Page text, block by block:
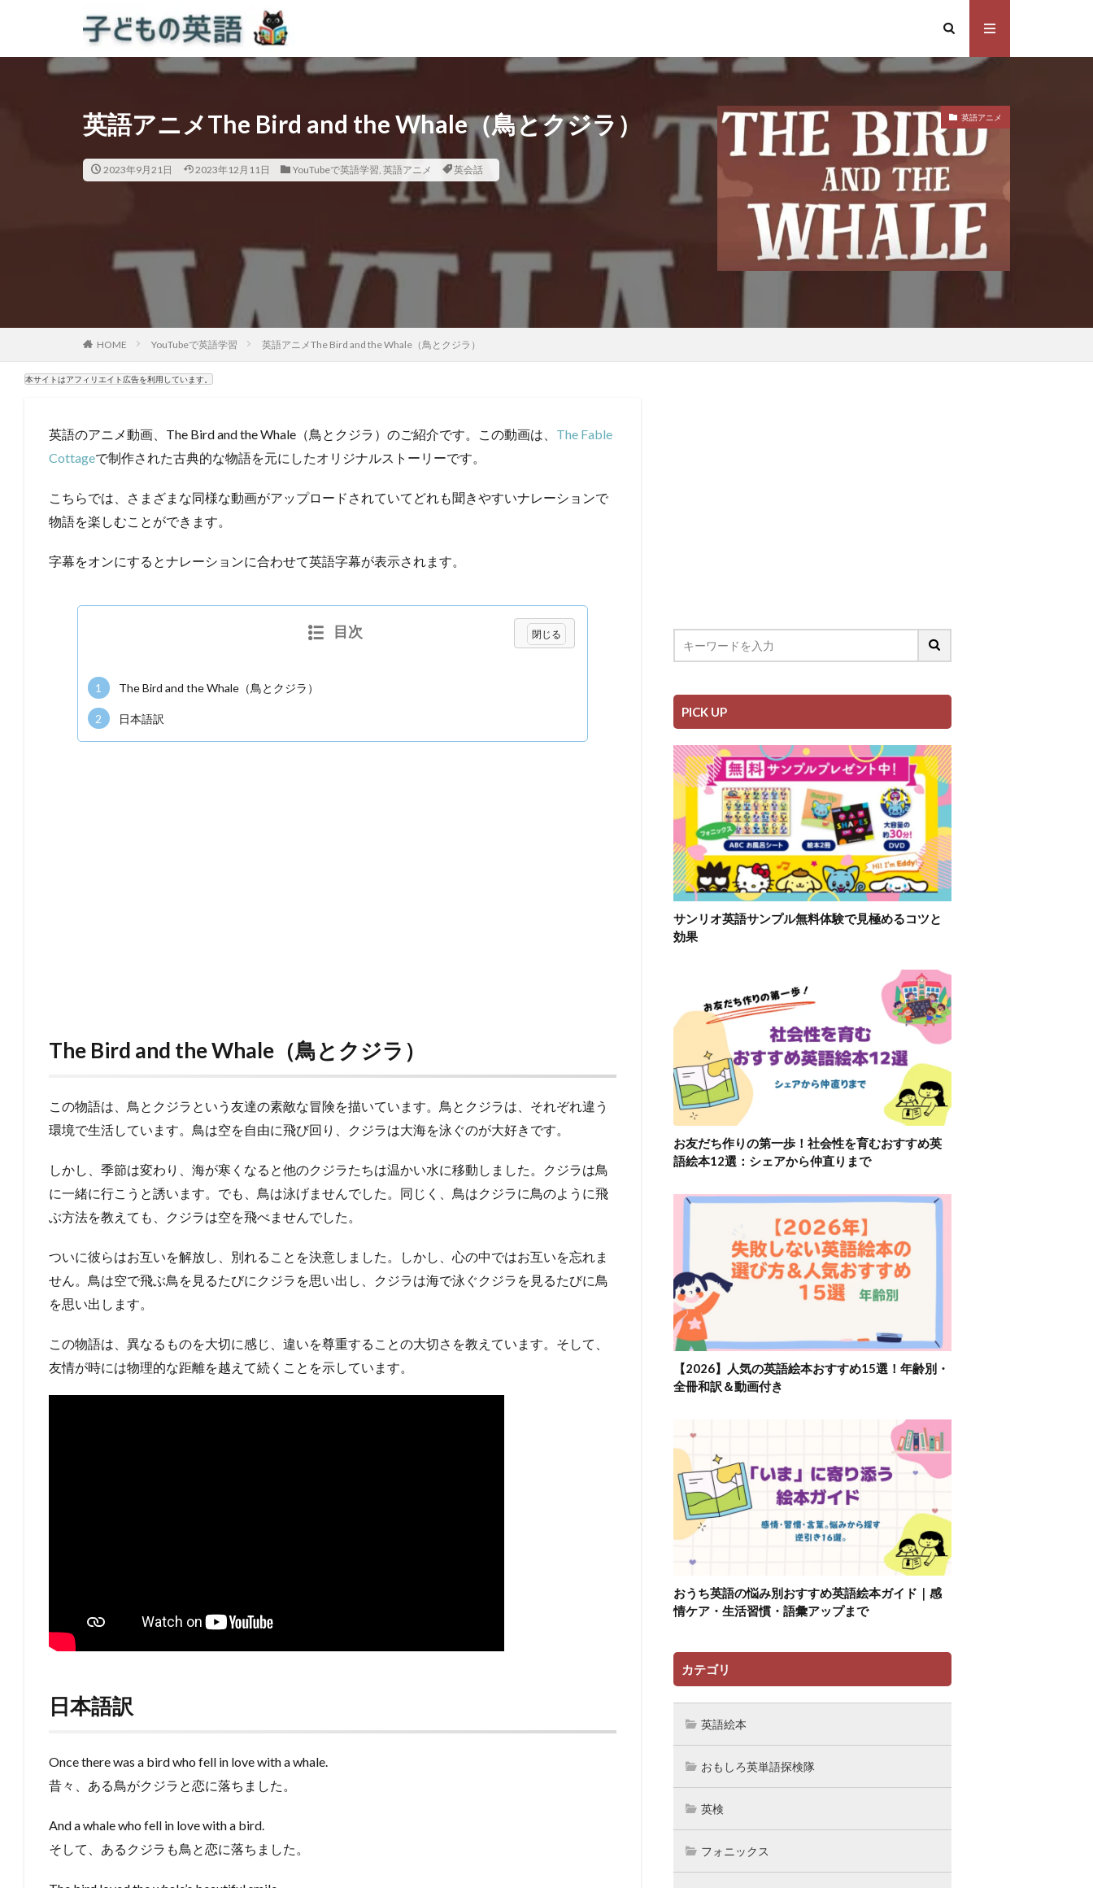
英語アニメThe Bird and the Whale（鳥とクジラ）
2023年9月21日 2023年12月11日 YouTubeで英語学習, 英語アニメ 英会話
英語アニメ
HOME YouTubeで英語学習 英語アニメThe Bird and the Whale（鳥とクジラ）
本サイトはアフィリエイト広告を利用しています。
英語のアニメ動画、The Bird and the Whale（鳥とクジラ）のご紹介です。この動画は、 The Fable
Cottageで制作された古典的な物語を元にしたオリジナルストーリーです。
こちらでは、さまざまな同様な動画がアップロードされていてどれも聞きやすいナレーションで
物語を楽しむことができます。
字幕をオンにするとナレーションに合わせて英語字幕が表示されます。
目次
1 The Bird and the Whale（鳥とクジラ）
2 日本語訳
The Bird and the Whale（鳥とクジラ）
この物語は、鳥とクジラという友達の素敵な冒険を描いています。鳥とクジラは、それぞれ違う
環境で生活しています。鳥は空を自由に飛び回り、クジラは大海を泳ぐのが大好きです。
しかし、季節は変わり、海が寒くなると他のクジラたちは温かい水に移動しました。クジラは鳥
に一緒に行こうと誘います。でも、鳥は泳げませんでした。同じく、鳥はクジラに鳥のように飛
ぶ方法を教えても、クジラは空を飛べませんでした。
ついに彼らはお互いを解放し、別れることを決意しました。しかし、心の中ではお互いを忘れま
せん。鳥は空で飛ぶ鳥を見るたびにクジラを思い出し、クジラは海で泳ぐクジラを見るたびに鳥
を思い出します。
この物語は、異なるものを大切に感じ、違いを尊重することの大切さを教えています。そして、
友情が時には物理的な距離を越えて続くことを示しています。
日本語訳
Once there was a bird who fell in love with a whale.
昔々、ある鳥がクジラと恋に落ちました。
And a whale who fell in love with a bird.
そして、あるクジラも鳥と恋に落ちました。
PICK UP
サンリオ英語サンプル無料体験で見極めるコツと
効果
お友だち作りの第一歩！社会性を育むおすすめ英
語絵本12選：シェアから仲直りまで
【2026】人気の英語絵本おすすめ15選！年齢別・
全冊和訳＆動画付き
おうち英語の悩み別おすすめ英語絵本ガイド｜感
情ケア・生活習慣・語彙アップまで
カテゴリ
英語絵本
おもしろ英単語探検隊
英検
フォニックス